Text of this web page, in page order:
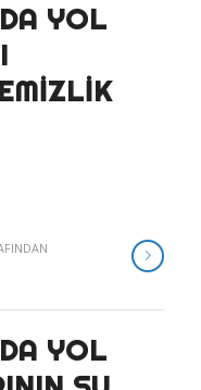
YOL
YOL